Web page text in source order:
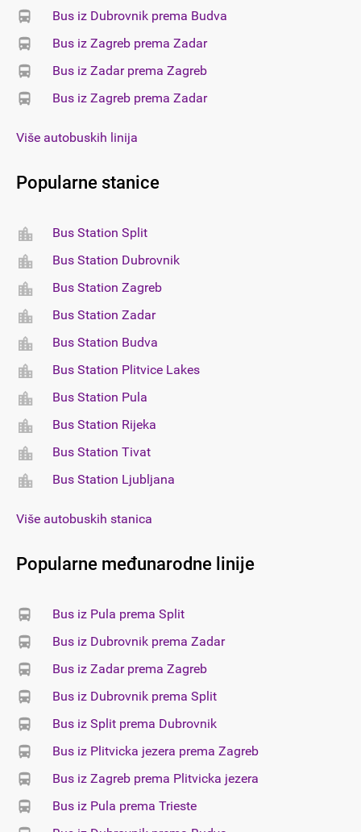
Bus iz Dubrovnik prema Budva
Bus iz Zagreb prema Zadar
Bus iz Zadar prema Zagreb
Bus iz Zagreb prema Zadar
Više autobuskih linija
Popularne stanice
Bus Station Split
Bus Station Dubrovnik
Bus Station Zagreb
Bus Station Zadar
Bus Station Budva
Bus Station Plitvice Lakes
Bus Station Pula
Bus Station Rijeka
Bus Station Tivat
Bus Station Ljubljana
Više autobuskih stanica
Popularne međunarodne linije
Bus iz Pula prema Split
Bus iz Dubrovnik prema Zadar
Bus iz Zadar prema Zagreb
Bus iz Dubrovnik prema Split
Bus iz Split prema Dubrovnik
Bus iz Plitvicka jezera prema Zagreb
Bus iz Zagreb prema Plitvicka jezera
Bus iz Pula prema Trieste